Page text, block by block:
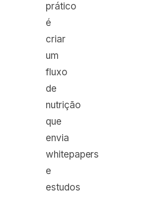
prático
é
criar
um
fluxo
de
nutrição
que
envia
whitepapers
e
estudos